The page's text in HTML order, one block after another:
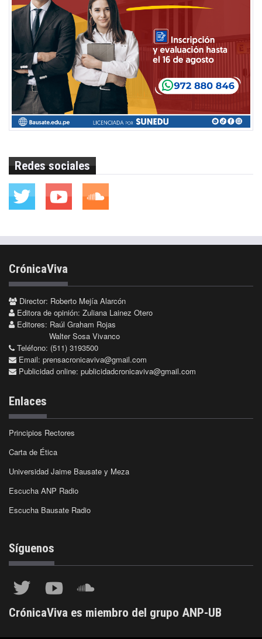
Redes sociales
CrónicaViva
Director: Roberto Mejía Alarcón
Editora de opinión: Zuliana Lainez Otero
Editores: Raúl Graham Rojas
Walter Sosa Vivanco
Teléfono: (511) 3193500
Email: prensacronicaviva@gmail.com
Publicidad online: publicidadcronicaviva@gmail.com
Enlaces
Principios Rectores
Carta de Ética
Universidad Jaime Bausate y Meza
Escucha ANP Radio
Escucha Bausate Radio
Síguenos
CrónicaViva es miembro del grupo ANP-UB